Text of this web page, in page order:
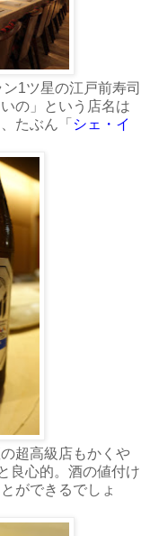
1ツ星の江戸前寿司
の」という店名は
たぶん「 シェ・イ
超高級店もかくや
良心的。酒の値付け
ができるでしょ